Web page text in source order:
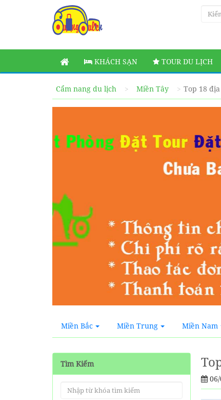
KHÁCH SẠN TOUR DU LỊCH
Cẩm nang du lịch Miền Tây Top 18
Miền Bắc Miền Trung Miền Nam
Tìm Kiếm